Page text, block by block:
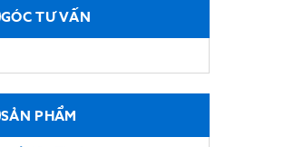
GÓC TƯ VẤN
SẢN PHẨM